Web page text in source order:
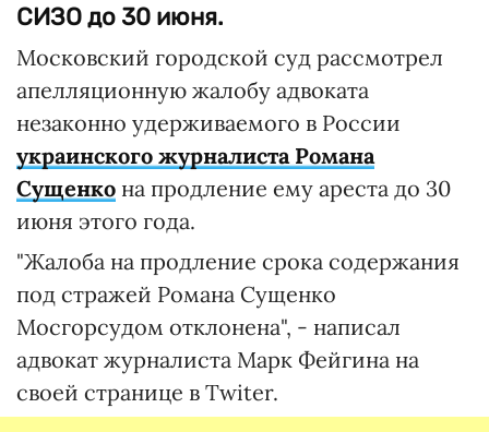
СИЗО до 30 июня.
Московский городской суд рассмотрел
апелляционную жалобу адвоката
незаконно удерживаемого в России
украинского журналиста Романа
Сущенко на продление ему ареста до 30
июня этого года.
"Жалоба на продление срока содержания
под стражей Романа Сущенко
Мосгорсудом отклонена", - написал
адвокат журналиста Марк Фейгина на
своей странице в Twiter.